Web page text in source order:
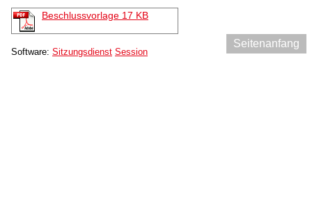
Beschlussvorlage 17 KB
Seitenanfang
Software: Sitzungsdienst Session